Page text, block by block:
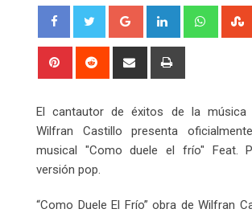
Google+ LinkedIn
Pinterest Reddit
Share
El cantautor de éxitos de la música
Wilfran Castillo presenta
musical "Como duele el frío" Feat.
versión pop.
“Como Duele El Frío” obra de Wilfran